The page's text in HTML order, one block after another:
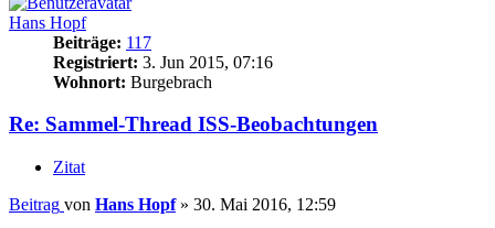
Hans Hopf
Beiträge: 117
Registriert: 3. Jun 2015, 07:16
Wohnort: Burgebrach
Re: Sammel-Thread ISS-Beobachtungen
Zitat
Beitrag von Hans Hopf» 30. Mai 2016, 12:59